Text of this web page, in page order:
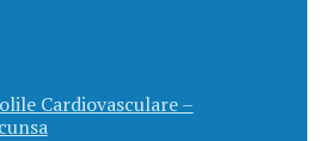
Cardiovasculare –